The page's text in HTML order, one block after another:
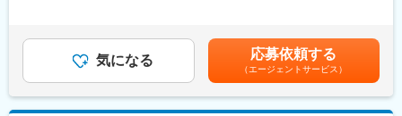
なコンテナ用クレーンなど各種産業用機械を製造しています。
船舶に搭載される大型のディーゼルエンジン分野では国内シェア
トップクラスを誇ります。港湾用コンテナクレーンにおいても国
ざいます。
＊点検内容：振動に問題がないか、異常音がないか、エンジンの
出力（スピード数、回転数）は正常か 等
＊必要な要素：機械・電気の両面が身につきます
更になる場合もございます。■新卒入社モデル年収(大卒)：27歳
(入社5年目) 650万円 / 32歳(入社10年目) 870万円賃金はあくま
でも目安の金額であり、選考を通じて上下する可能性がありま
す。月給(月額)は固定手当を含めた表記です。
気になる 応募依頼する
（エージェントサービス）